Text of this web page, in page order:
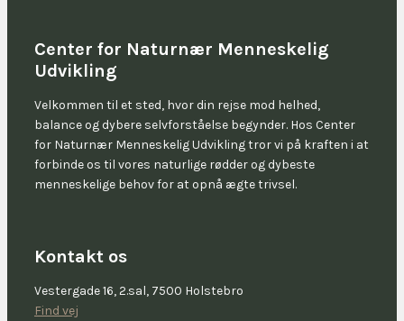
Center for Naturnær Menneskelig
Udvikling
Velkommen til et sted, hvor din rejse mod helhed,
balance og dybere selvforståelse begynder. Hos Center
for Naturnær Menneskelig Udvikling tror vi på kraften i at
forbinde os til vores naturlige rødder og dybeste
menneskelige behov for at opnå ægte trivsel.
Kontakt os
Vestergade 16, 2.sal, 7500 Holstebro
Find vej